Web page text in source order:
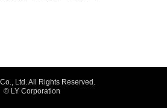
Ltd. All Rights Reserved.
© LY Corporation